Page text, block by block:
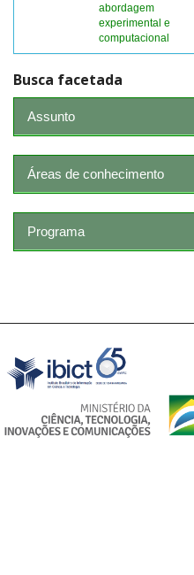
abordagem
experimental e
computacional
Busca facetada
Assunto
Áreas de conhecimento
Programa